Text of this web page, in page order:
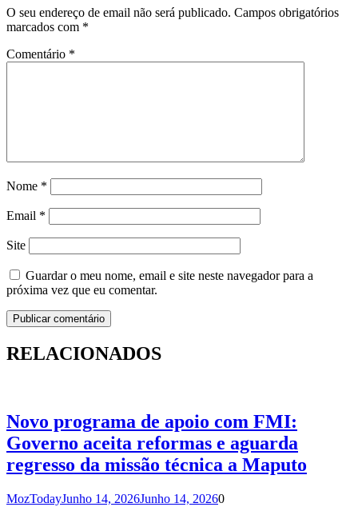
O seu endereço de email não será publicado. Campos obrigatórios
marcados com *
Comentário *
Nome *
Email *
Site
Guardar o meu nome, email e site neste navegador para a
próxima vez que eu comentar.
RELACIONADOS
Novo programa de apoio com FMI:
Governo aceita reformas e aguarda
regresso da missão técnica a Maputo
MozTodayJunho 14, 2026Junho 14, 20260